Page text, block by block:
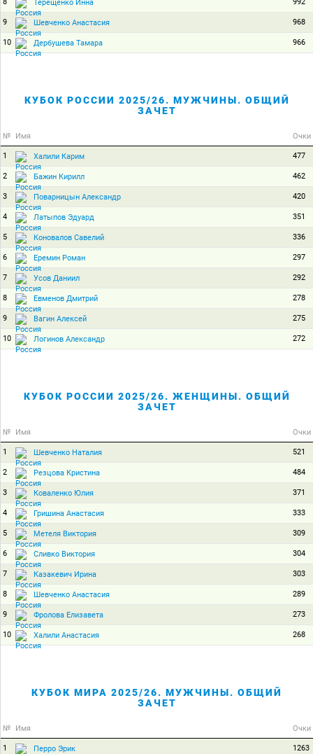
Терещенко Инна
9 Шевченко Анастасия 968
10 Дербушева Тамара 966
КУБОК РОССИИ 2025/26. МУЖЧИНЫ. ОБЩИЙ
ЗАЧЕТ
№ Имя Очки
1 Халили Карим 477
2 Бажин Кирилл 462
3 Поварницын Александр 420
4 Латыпов Эдуард 351
5 Коновалов Савелий 336
6 Еремин Роман 297
7 Усов Даниил 292
8 Евменов Дмитрий 278
9 Вагин Алексей 275
10 Логинов Александр 272
КУБОК РОССИИ 2025/26. ЖЕНЩИНЫ. ОБЩИЙ
ЗАЧЕТ
№ Имя Очки
1 Шевченко Наталия 521
2 Резцова Кристина 484
3 Коваленко Юлия 371
4 Гришина Анастасия 333
5 Метеля Виктория 309
6 Сливко Виктория 304
7 Казакевич Ирина 303
8 Шевченко Анастасия 289
9 Фролова Елизавета 273
10 Халили Анастасия 268
КУБОК МИРА 2025/26. МУЖЧИНЫ. ОБЩИЙ
ЗАЧЕТ
№ Имя Очки
1 Перро Эрик 1263